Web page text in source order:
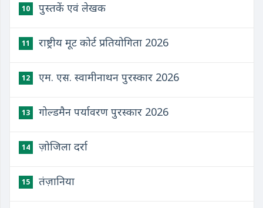
10 पुस्तकें एवं लेखक
11 राष्ट्रीय मूट कोर्ट प्रतियोगिता 2026
12 एम. एस. स्वामीनाथन पुरस्कार 2026
13 गोल्डमैन पर्यावरण पुरस्कार 2026
14 ज़ोजिला दर्रा
15 तंज़ानिया